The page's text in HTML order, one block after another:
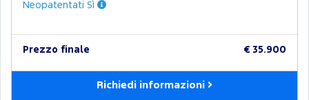
Neopatentati Sì
Prezzo finale € 35.900
Richiedi informazioni